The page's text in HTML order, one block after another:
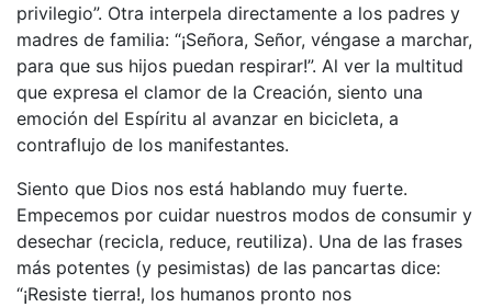
privilegio”. Otra interpela directamente a los padres y
madres de familia: “¡Señora, Señor, véngase a marchar,
para que sus hijos puedan respirar!”. Al ver la multitud
que expresa el clamor de la Creación, siento una
emoción del Espíritu al avanzar en bicicleta, a
contraflujo de los manifestantes.
Siento que Dios nos está hablando muy fuerte.
Empecemos por cuidar nuestros modos de consumir y
desechar (recicla, reduce, reutiliza). Una de las frases
más potentes (y pesimistas) de las pancartas dice:
“¡Resiste tierra!, los humanos pronto nos